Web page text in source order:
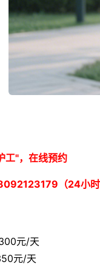
工"，在线预约
（24小
元/天
元/天